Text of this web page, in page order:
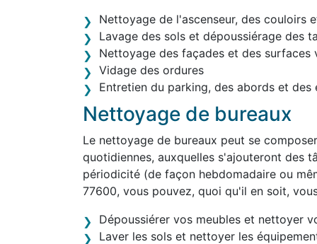
Nettoyage de l'ascenseur, des couloirs
Lavage des sols et dépoussiérage des
Nettoyage des façades et des surfaces
Vidage des ordures
Entretien du parking, des abords et des
Nettoyage de bureaux
Le nettoyage de bureaux peut se
quotidiennes, auxquelles s'ajouteront des
périodicité (de façon hebdomadaire ou
77600, vous pouvez, quoi qu'il en soit,
Dépoussiérer vos meubles et nettoyer
Laver les sols et nettoyer les